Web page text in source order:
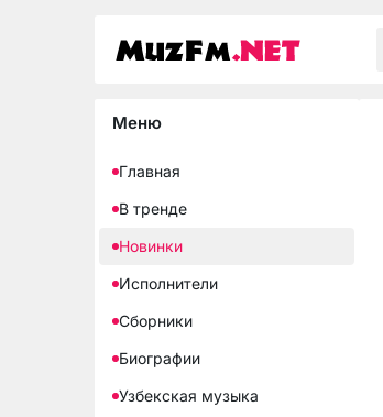
Меню
Главная
В тренде
Новинки
Исполнители
Сборники
Биографии
Узбекская музыка